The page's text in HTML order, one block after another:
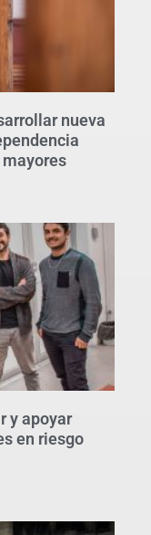
nueva
y apoyar
en riesgo